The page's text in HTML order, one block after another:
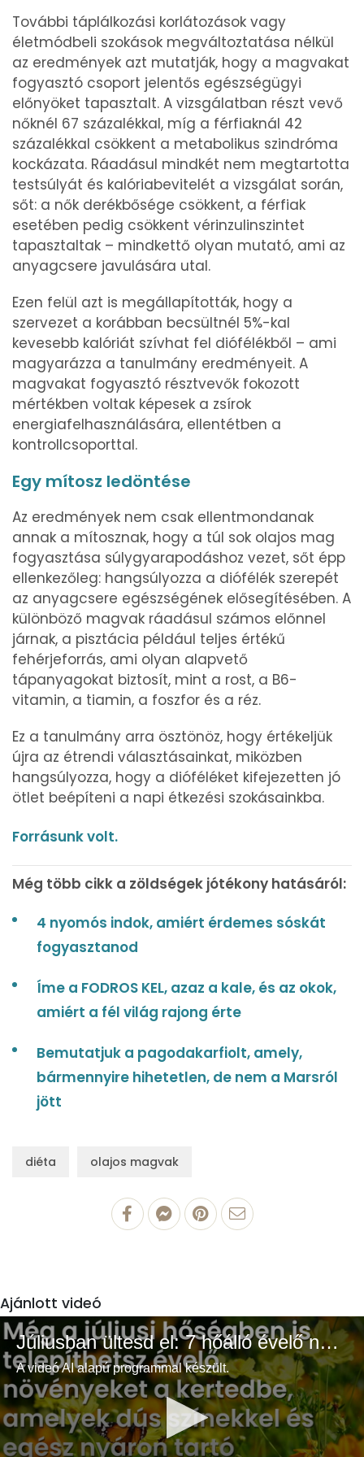
További táplálkozási korlátozások vagy
életmódbeli szokások megváltoztatása nélkül
az eredmények azt mutatják, hogy a magvakat
fogyasztó csoport jelentős egészségügyi
előnyöket tapasztalt. A vizsgálatban részt vevő
nőknél 67 százalékkal, míg a férfiaknál 42
százalékkal csökkent a metabolikus szindróma
kockázata. Ráadásul mindkét nem megtartotta
testsúlyát és kalóriabevitelét a vizsgálat során,
sőt: a nők derékbősége csökkent, a férfiak
esetében pedig csökkent vérinzulinszintet
tapasztaltak – mindkettő olyan mutató, ami az
anyagcsere javulására utal.
Ezen felül azt is megállapították, hogy a
szervezet a korábban becsültnél 5%-kal
kevesebb kalóriát szívhat fel diófélékből – ami
magyarázza a tanulmány eredményeit. A
magvakat fogyasztó résztvevők fokozott
mértékben voltak képesek a zsírok
energiafelhasználására, ellentétben a
kontrollcsoporttal.
Egy mítosz ledöntése
Az eredmények nem csak ellentmondanak
annak a mítosznak, hogy a túl sok olajos mag
fogyasztása súlygyarapodáshoz vezet, sőt épp
ellenkezőleg: hangsúlyozza a diófélék szerepét
az anyagcsere egészségének elősegítésében. A
különböző magvak ráadásul számos előnnel
járnak, a pisztácia például teljes értékű
fehérjeforrás, ami olyan alapvető
tápanyagokat biztosít, mint a rost, a B6-
vitamin, a tiamin, a foszfor és a réz.
Ez a tanulmány arra ösztönöz, hogy értékeljük
újra az étrendi választásainkat, miközben
hangsúlyozza, hogy a dióféléket kifejezetten jó
ötlet beépíteni a napi étkezési szokásainkba.
Forrásunk volt.​
Még több cikk a zöldségek jótékony hatásáról:
4 nyomós indok, amiért érdemes sóskát
fogyasztanod
Íme a FODROS KEL, azaz a kale, és az okok,
amiért a fél világ rajong érte
Bemutatjuk a pagodakarfiolt, amely,
bármennyire hihetetlen, de nem a Marsról
jött
diéta olajos magvak
Ajánlott videó
Júliusban ültesd el: 7 hőálló évelő növény a színes és buja kertért
A videó AI alapú programmal készült.